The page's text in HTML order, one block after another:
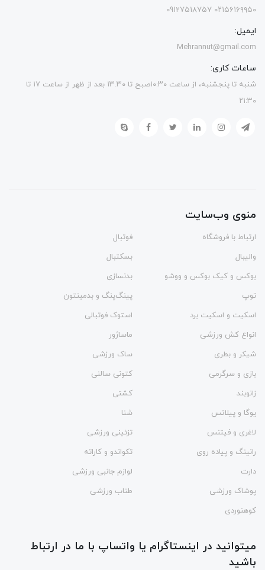
۰۲۱۵۶۱۶۹۹۵۰ 09127518757
ایمیل:
Mehrannut@gmail.com
ساعات کاری:
شنبه تا پنجشنبه، از ساعت ۱۰:۳۰صبح تا ۱۳.۳۰ بعد از ظهر از ساعت ۱۷ تا
۲۱:۳۰
منوی وب‌سایت
ارتباط با فروشگاه
فوتبال
والیبال
بسکتبال
بوکس و کیک بوکس و ووشو
بدنسازی
توپ
پینگ‌پنگ و بدمينتون
اسکیت و اسکیت برد
استوک فوتبالی
انواع کش ورزشی
ماساژور
شیکر و بطری
ساک ورزشی
بازی و سرگرمی
کتونی سالنی
زانوبند
کشتی
یوگا و پیلاتس
شنا
لاغری و فیتنس
تزئینی ورزشی
رانینگ و پیاده روی
تکواندو و کاراته
دارت
لوازم جانبی ورزشی
پوشاک ورزشی
طناب ورزشی
کوهنوردی
میتوانید در اینستاگرام یا واتساپ با ما در ارتباط
باشید